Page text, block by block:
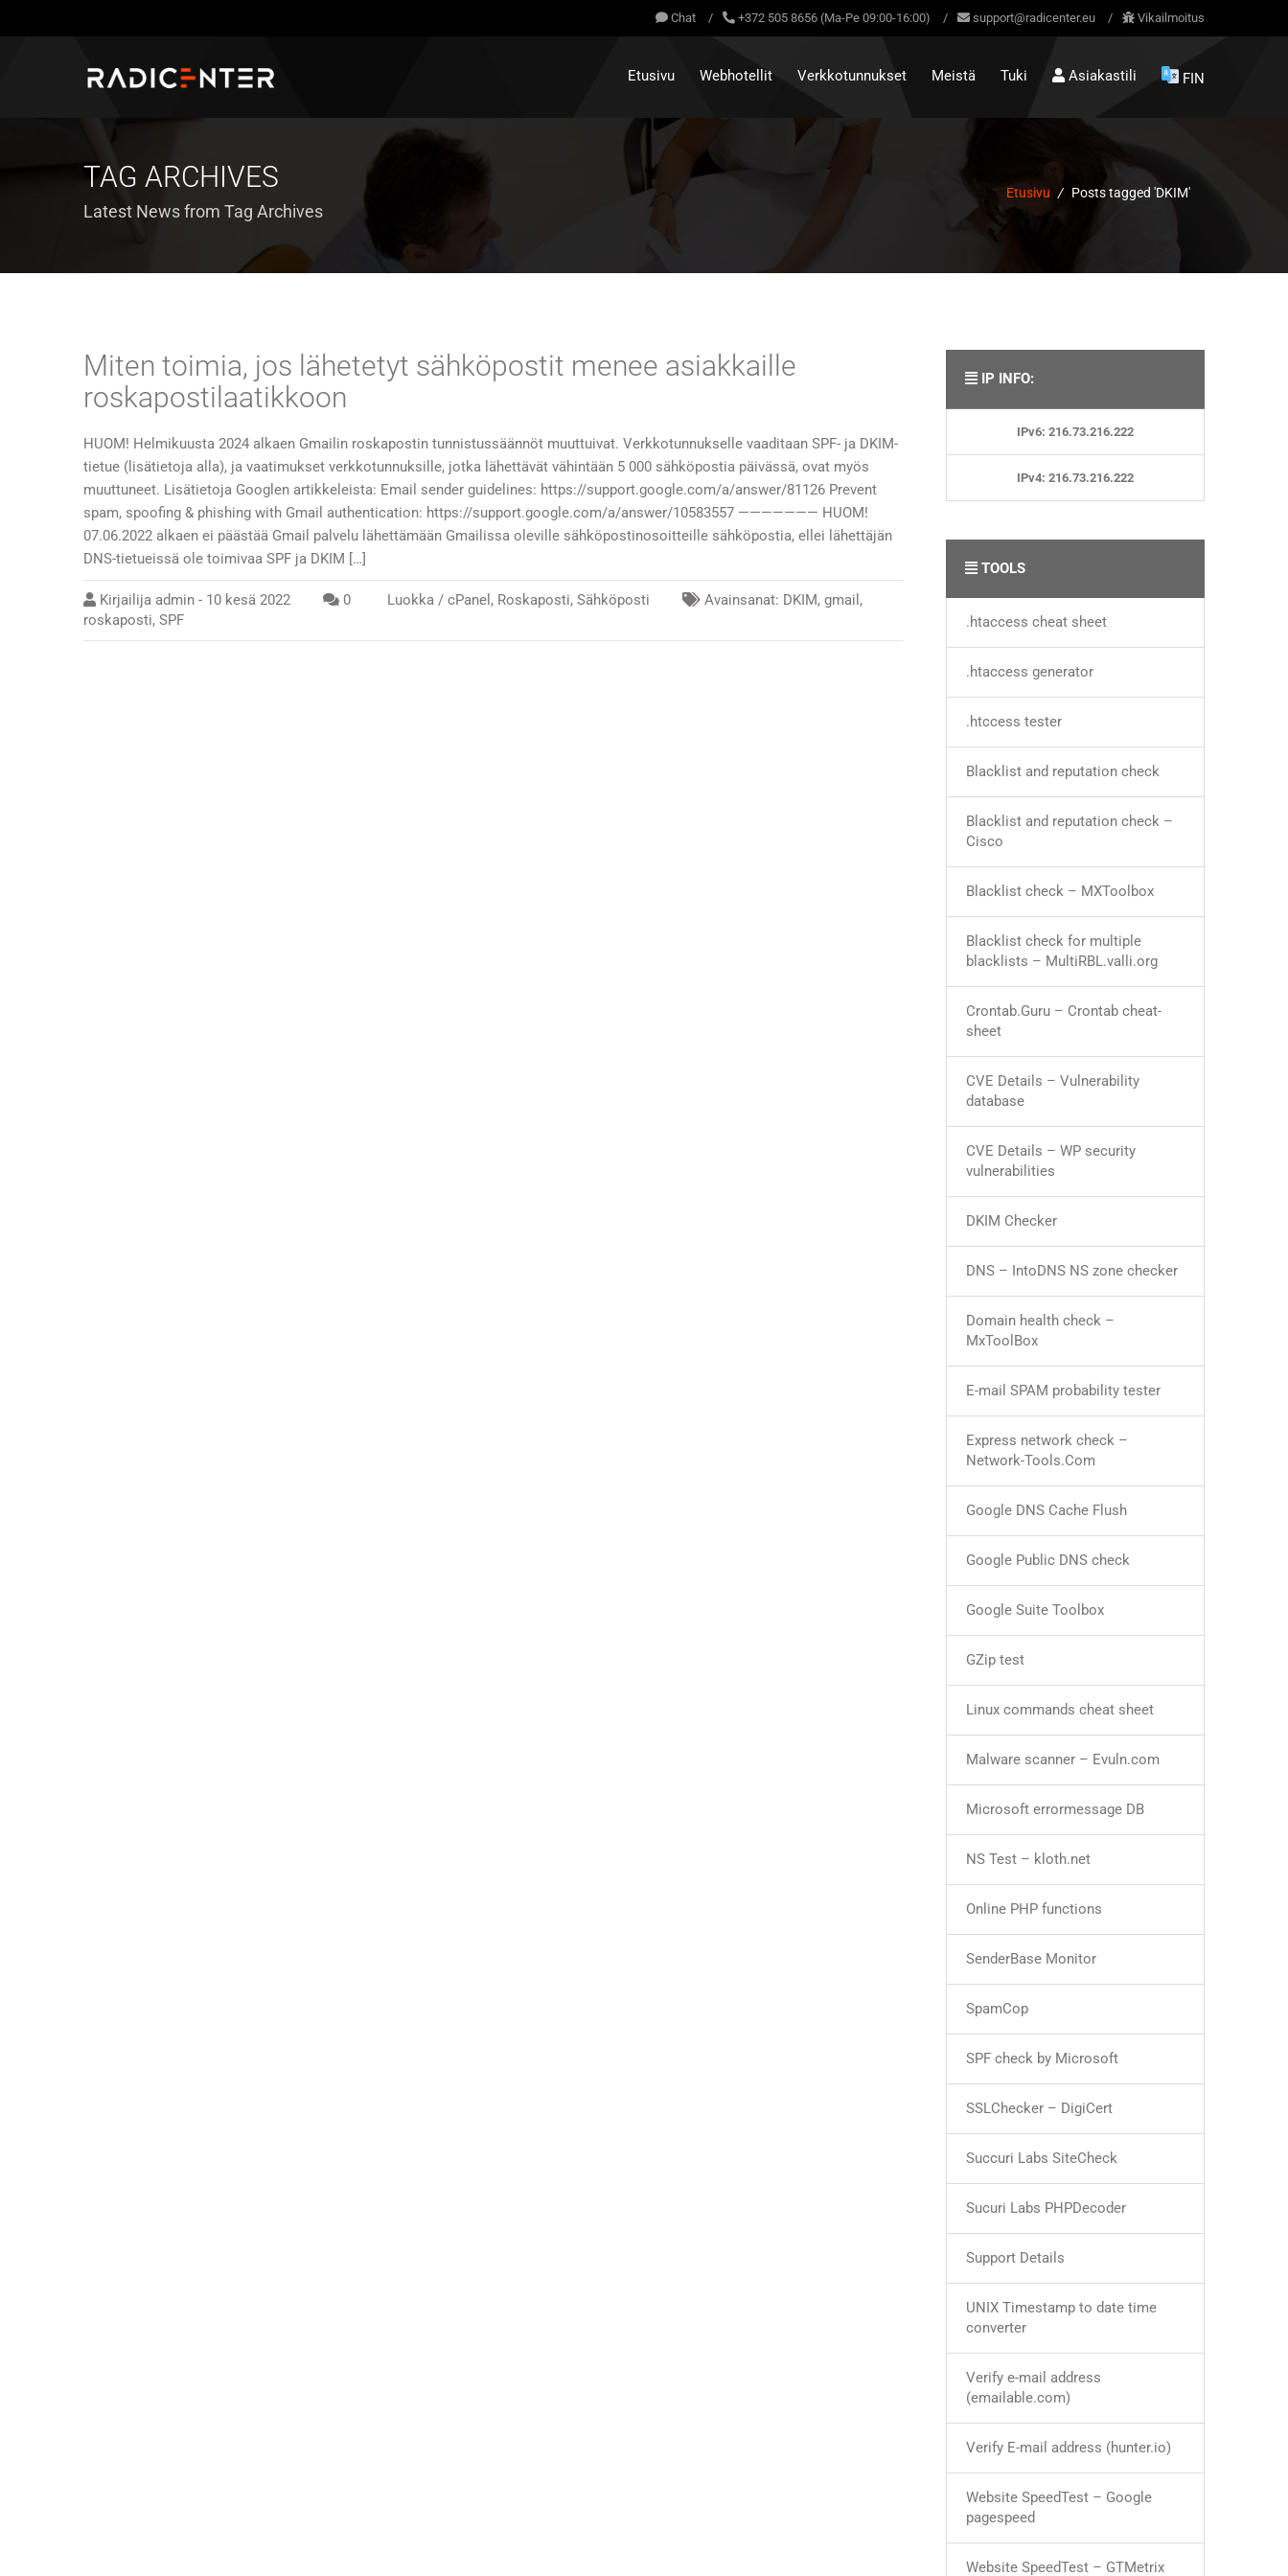
Chat / +372 505 8656 (Ma-Pe 09:00-16:00) / support@radicenter.eu / Vikailmoitus
Etusivu Webhotellit Verkkotunnukset Meistä Tuki Asiakastili FIN
TAG ARCHIVES
Latest News from Tag Archives
Etusivu / Posts tagged 'DKIM'
Miten toimia, jos lähetetyt sähköpostit menee asiakkaille
roskapostilaatikkoon
HUOM! Helmikuusta 2024 alkaen Gmailin roskapostin tunnistussäännöt muuttuivat. Verkkotunnukselle vaaditaan SPF- ja DKIM-
tietue (lisätietoja alla), ja vaatimukset verkkotunnuksille, jotka lähettävät vähintään 5 000 sähköpostia päivässä, ovat myös
muuttuneet. Lisätietoja Googlen artikkeleista: Email sender guidelines: https://support.google.com/a/answer/81126 Prevent
spam, spoofing & phishing with Gmail authentication: https://support.google.com/a/answer/10583557 ——————— HUOM!
07.06.2022 alkaen ei päästää Gmail palvelu lähettämään Gmailissa oleville sähköpostinosoitteille sähköpostia, ellei lähettäjän
DNS-tietueissä ole toimivaa SPF ja DKIM […]
Kirjailija admin - 10 kesä 2022 0 Luokka / cPanel , Roskaposti, Sähköposti Avainsanat: DKIM, gmail ,
roskaposti, SPF
IP INFO:
IPv6: 216.73.216.222
IPv4: 216.73.216.222
TOOLS
.htaccess cheat sheet
.htaccess generator
.htccess tester
Blacklist and reputation check
Blacklist and reputation check –
Cisco
Blacklist check – MXToolbox
Blacklist check for multiple
blacklists – MultiRBL.valli.org
Crontab.Guru – Crontab cheat-
sheet
CVE Details – Vulnerability
database
CVE Details – WP security
vulnerabilities
DKIM Checker
DNS – IntoDNS NS zone checker
Domain health check –
MxToolBox
E-mail SPAM probability tester
Express network check –
Network-Tools.Com
Google DNS Cache Flush
Google Public DNS check
Google Suite Toolbox
GZip test
Linux commands cheat sheet
Malware scanner – Evuln.com
Microsoft errormessage DB
NS Test – kloth.net
Online PHP functions
SenderBase Monitor
SpamCop
SPF check by Microsoft
SSLChecker – DigiCert
Succuri Labs SiteCheck
Sucuri Labs PHPDecoder
Support Details
UNIX Timestamp to date time
converter
Verify e-mail address
(emailable.com)
Verify E-mail address (hunter.io)
Website SpeedTest – Google
pagespeed
Website SpeedTest – GTMetrix